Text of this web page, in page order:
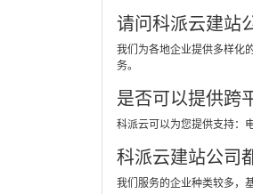
请问科派云建站
我们为各地企业提供多样化
务。
是否可以提供跨
科派云可以为您提供支持：
科派云建站公司
我们服务的企业种类较多，